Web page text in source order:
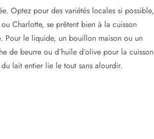
Optez pour des variétés locales si possible,
Charlotte, se prêtent bien à la cuisson
Pour le liquide, un bouillon maison ou un
de beurre ou d’huile d’olive pour la cuisson
lait entier lie le tout sans alourdir.